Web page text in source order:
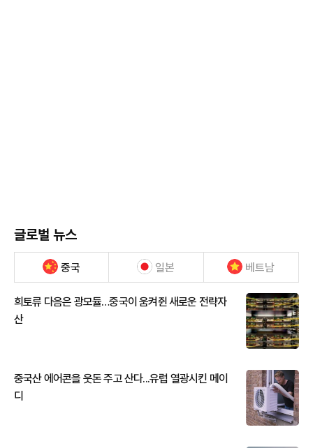
글로벌 뉴스
중국 일본 베트남
희토류 다음은 광모듈…중국이 움켜쥔 새로운 전략자
산
중국산 에어콘을 웃돈 주고 산다...유럽 열광시킨 메이
디